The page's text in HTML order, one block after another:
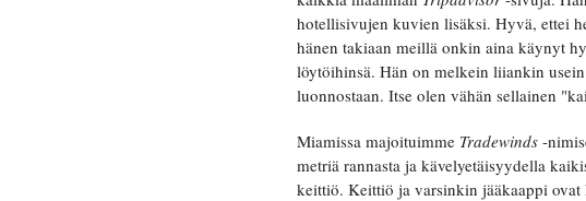
hotellisivujen kuvien lisäksi. Hyvä, ettei
hänen takiaan meillä onkin aina käynyt
löytöihinsä. Hän on melkein liiankin
luonnostaan. Itse olen vähän sellainen
Miamissa majoituimme Tradewinds -
metriä rannasta ja kävelyetäisyydella
keittiö. Keittiö ja varsinkin jääkaappi